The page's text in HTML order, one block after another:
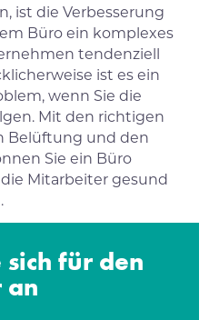
ist die Verbesserung
Büro ein komplexes
tendenziell
ist es ein
wenn Sie die
Mit den richtigen
Belüftung und den
Sie ein Büro
Mitarbeiter gesund
für den
an